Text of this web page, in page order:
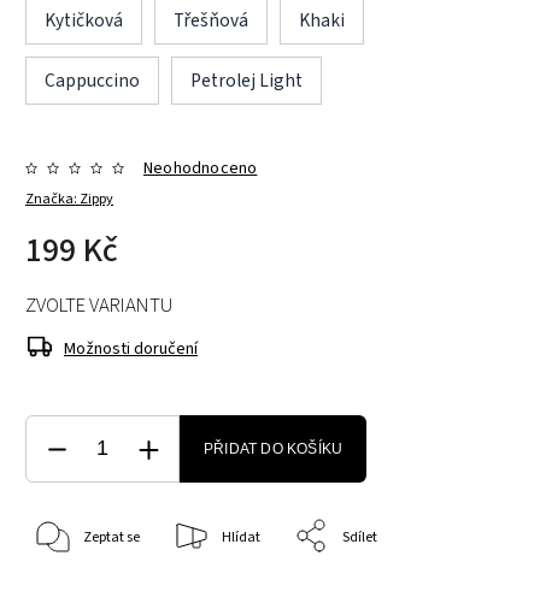
Kytičková Třešňová Khaki
Cappuccino Petrolej Light
Značka: Zippy
Neohodnoceno
199 Kč
ZVOLTE VARIANTU
Možnosti doručení
PŘIDAT DO KOŠÍKU
Zeptat se Hlídat Sdílet